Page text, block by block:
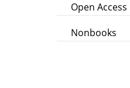
Open Access
Nonbooks